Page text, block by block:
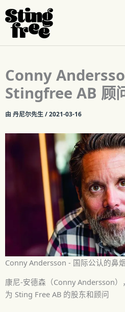
至
容
Conny
Stingfree AB 顾
由 丹尼尔先生/2021-03-16
Conny Andersson - 国际公认的鼻
康尼-安德森（Conny Andersson
为 Sting Free AB 的股东和顾问